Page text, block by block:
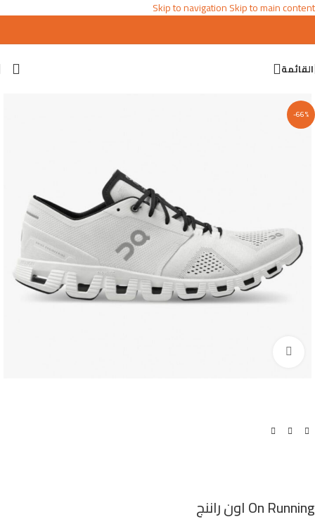
Skip to navigationSkip to main content
القائمة
-66%
On Running اون راننج